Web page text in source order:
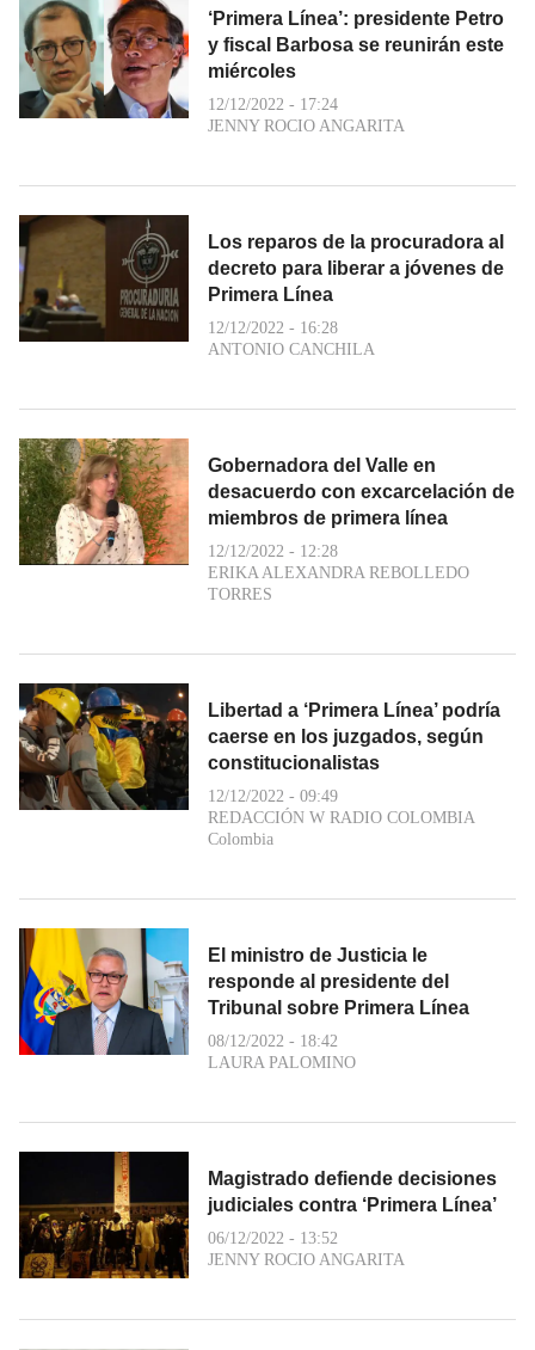
‘Primera Línea’: presidente Petro
y fiscal Barbosa se reunirán este
miércoles
12/12/2022 - 17:24
JENNY ROCIO ANGARITA
Los reparos de la procuradora al
decreto para liberar a jóvenes de
Primera Línea
12/12/2022 - 16:28
ANTONIO CANCHILA
Gobernadora del Valle en
desacuerdo con excarcelación de
miembros de primera línea
12/12/2022 - 12:28
ERIKA ALEXANDRA REBOLLEDO
TORRES
Libertad a ‘Primera Línea’ podría
caerse en los juzgados, según
constitucionalistas
12/12/2022 - 09:49
REDACCIÓN W RADIO COLOMBIA
Colombia
El ministro de Justicia le
responde al presidente del
Tribunal sobre Primera Línea
08/12/2022 - 18:42
LAURA PALOMINO
Magistrado defiende decisiones
judiciales contra ‘Primera Línea’
06/12/2022 - 13:52
JENNY ROCIO ANGARITA